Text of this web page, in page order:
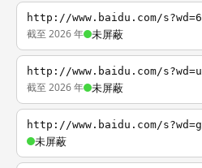
http://www.baidu.com/
截至 2026 年 未屏蔽
http://www.baidu.com/
截至 2026 年 未屏蔽
http://www.baidu.com/
未屏蔽